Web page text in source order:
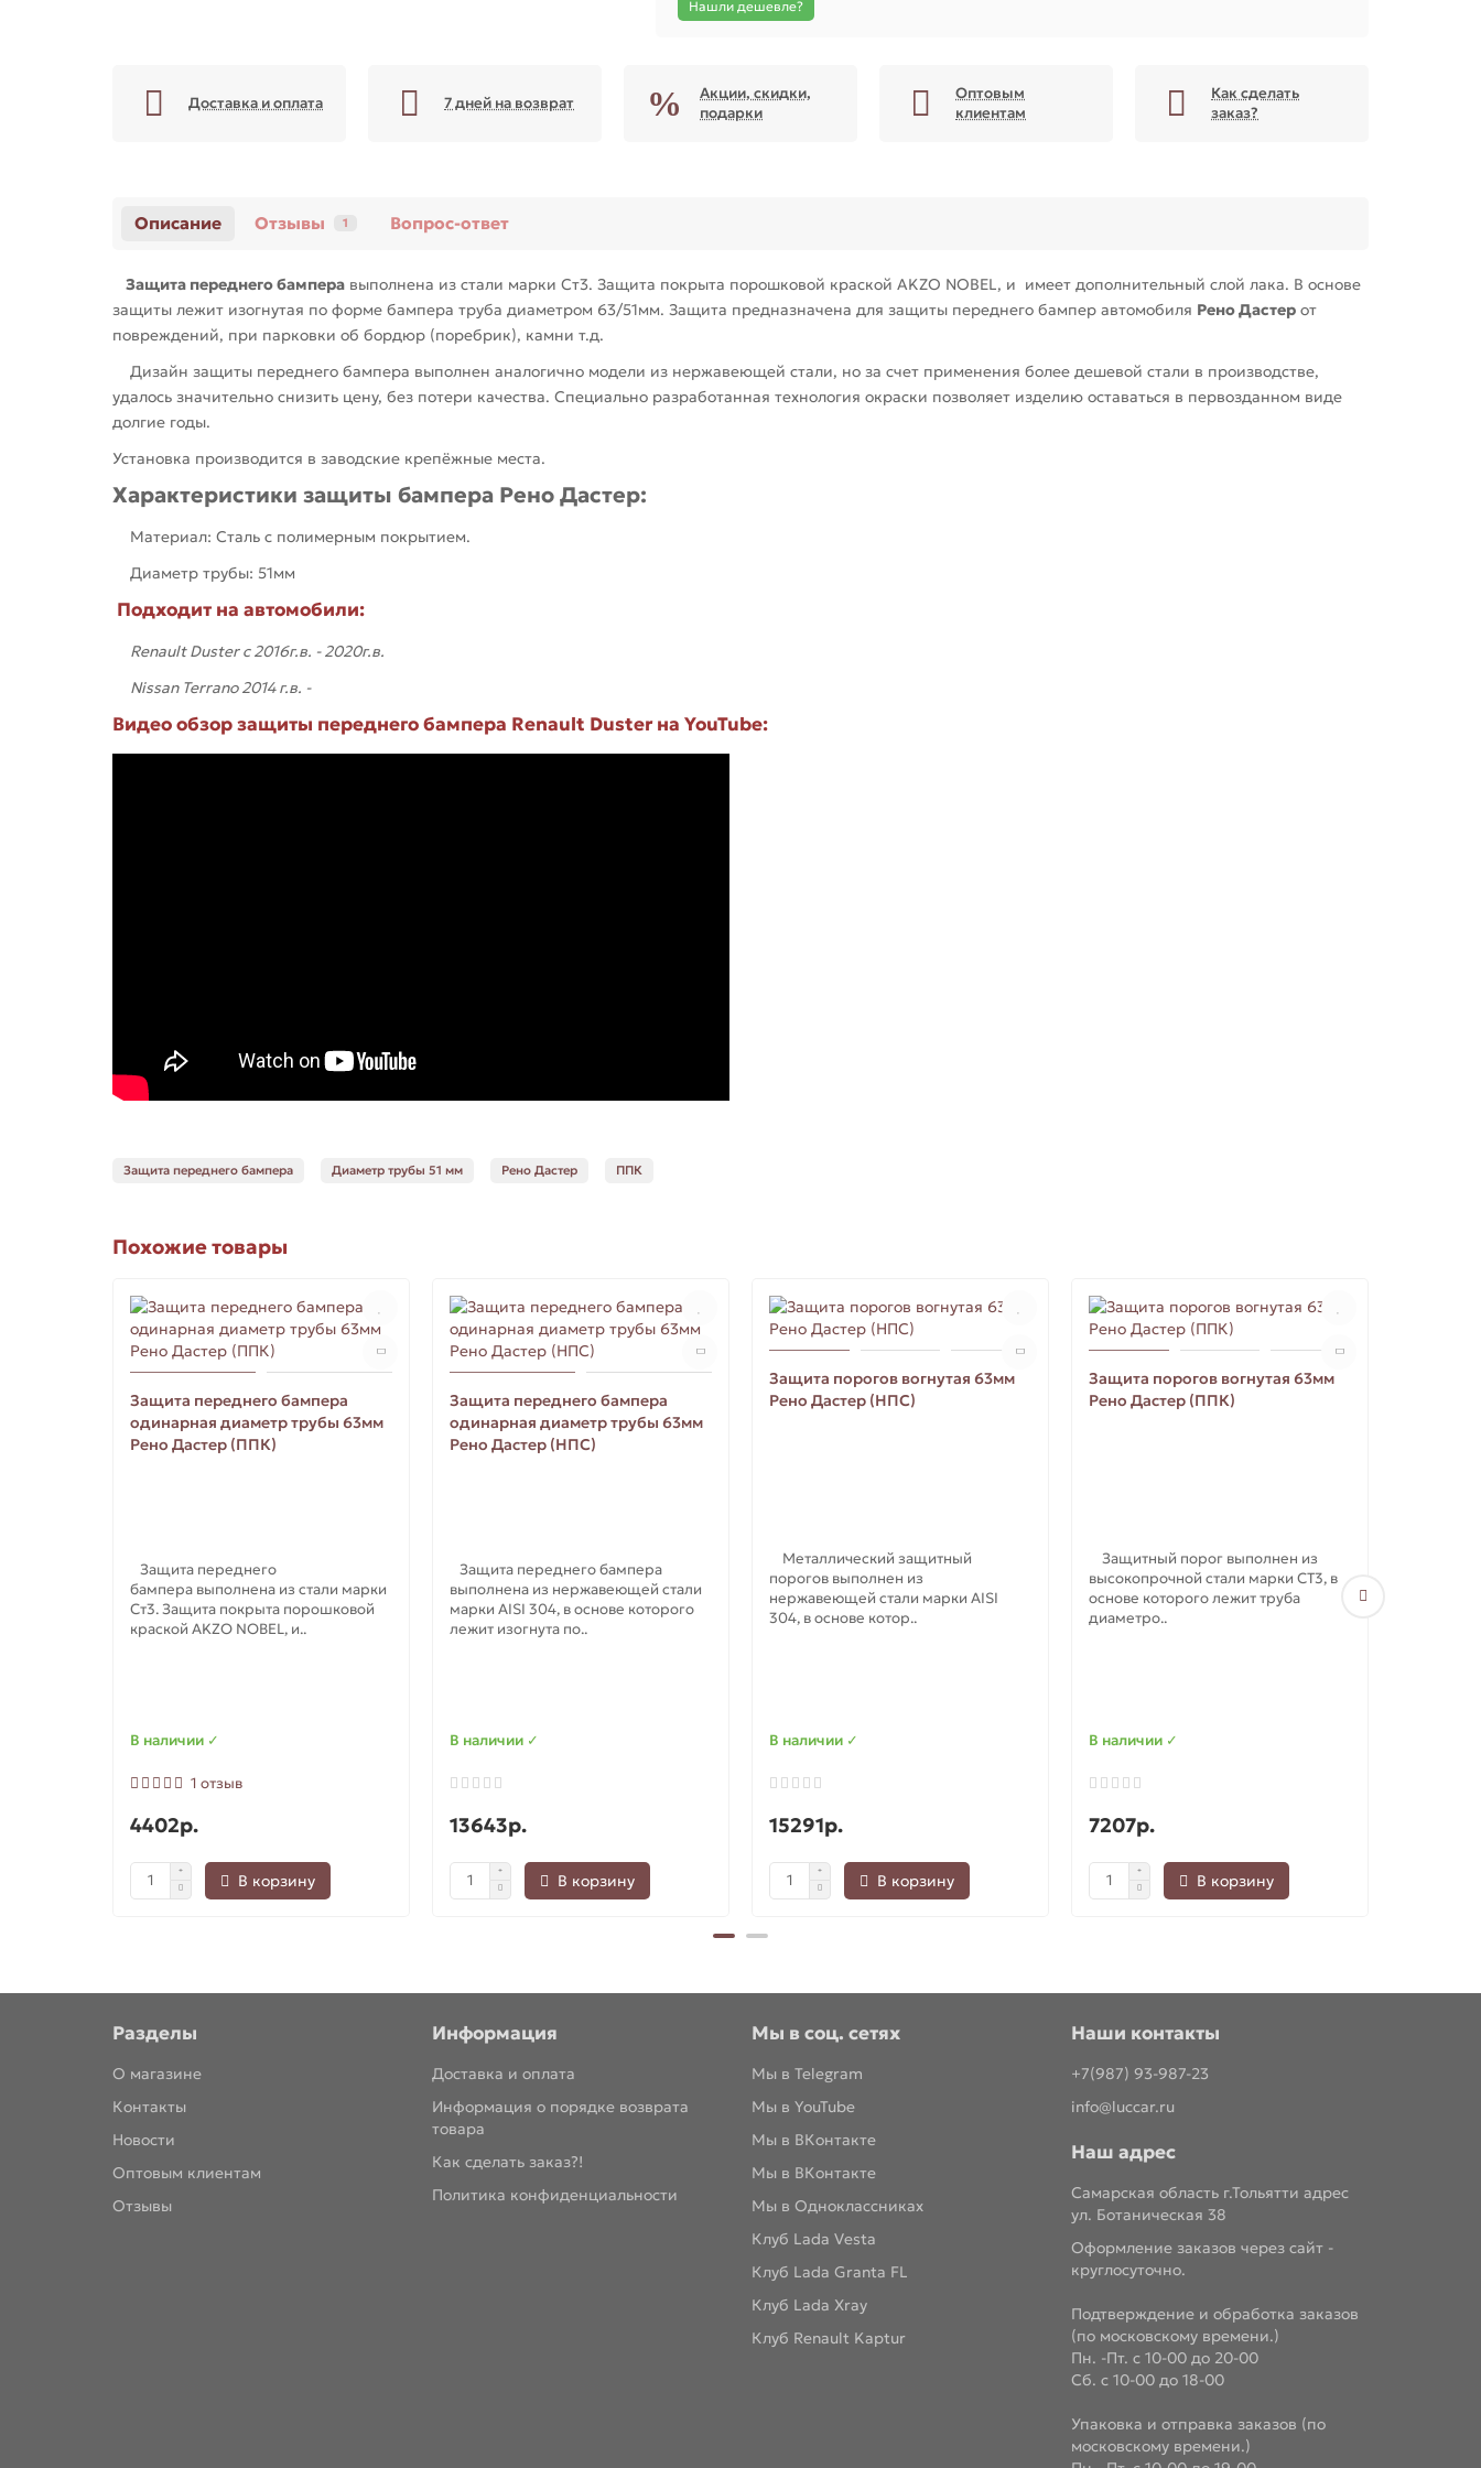
Нашли дешевле?
Доставка и оплата 7 дней на возврат
Акции, скидки,
подарки
Оптовым
клиентам
Как сделать
заказ?
Описание Отзывы 1 Вопрос-ответ
Защита переднего бампера выполнена из стали марки Ст3. Защита покрыта порошковой краской AKZO NOBEL, и имеет дополнительный слой лака. В основе
защиты лежит изогнутая по форме бампера труба диаметром 63/51мм. Защита предназначена для защиты переднего бампер автомобиля Рено Дастер от
повреждений, при парковки об бордюр (поребрик), камни т.д.
Дизайн защиты переднего бампера выполнен аналогично модели из нержавеющей стали, но за счет применения более дешевой стали в производстве,
удалось значительно снизить цену, без потери качества. Специально разработанная технология окраски позволяет изделию оставаться в первозданном виде
долгие годы.
Установка производится в заводские крепёжные места.
Характеристики защиты бампера Рено Дастер:
Материал: Сталь с полимерным покрытием.
Диаметр трубы: 51мм
Подходит на автомобили:
Renault Duster с 2016г.в. - 2020г.в.
Nissan Terrano 2014 г.в. -
Видео обзор защиты переднего бампера Renault Duster на YouTube:
Защита переднего бампера Диаметр трубы 51 мм Рено Дастер ППК
Похожие товары
Защита переднего бампера
одинарная диаметр трубы 63мм
Рено Дастер (ППК)
Защита переднего
бампера выполнена из стали марки
Ст3. Защита покрыта порошковой
краской AKZO NOBEL, и..
В наличии ✓
1 отзыв
4402р.
В корзину
Защита переднего бампера
одинарная диаметр трубы 63мм
Рено Дастер (НПС)
Защита переднего бампера
выполнена из нержавеющей стали
марки AISI 304, в основе которого
лежит изогнута по..
В наличии ✓
13643р.
В корзину
Защита порогов вогнутая 63мм
Рено Дастер (НПС)
Металлический защитный
порогов выполнен из
нержавеющей стали марки AISI
304, в основе котор..
В наличии ✓
15291р.
В корзину
Защита порогов вогнутая 63мм
Рено Дастер (ППК)
Защитный порог выполнен из
высокопрочной стали марки СТ3, в
основе которого лежит труба
диаметро..
В наличии ✓
7207р.
В корзину
Разделы
О магазине
Контакты
Новости
Оптовым клиентам
Отзывы
Информация
Доставка и оплата
Информация о порядке возврата
товара
Как сделать заказ?!
Политика конфиденциальности
Мы в соц. сетях
Мы в Telegram
Мы в YouTube
Мы в ВКонтакте
Мы в ВКонтакте
Мы в Одноклассниках
Клуб Lada Vesta
Клуб Lada Granta FL
Клуб Lada Xray
Клуб Renault Kaptur
Наши контакты
+7(987) 93-987-23
info@luccar.ru
Наш адрес
Самарская область г.Тольятти адрес
ул. Ботаническая 38
Оформление заказов через сайт -
круглосуточно.
Подтверждение и обработка заказов
(по московскому времени.)
Пн. -Пт. с 10-00 до 20-00
Сб. с 10-00 до 18-00
Упаковка и отправка заказов (по
московскому времени.)